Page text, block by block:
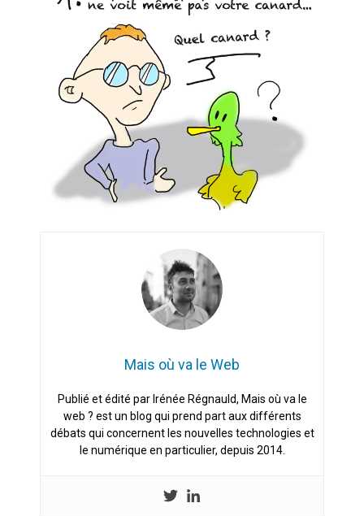
Artemis II : objectif nul
Quand Mistral veut moraliser le
pillage
Commentaire sur la polémique
des perroquets
Les syndicats, (tout) contre l’IA
champs : « On impose et copie
le gigantisme états-unien »
Addendum sur les machines à
laver, et l’intelligence artificielle
crypto-spatial
Mais où va le Web
Publié et édité par Irénée Régnauld, Mais où va le
web ? est un blog qui prend part aux différents
débats qui concernent les nouvelles technologies et
le numérique en particulier, depuis 2014.